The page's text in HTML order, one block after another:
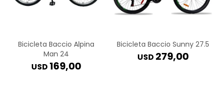
Bicicleta Baccio Alpina
Man 24
USD 169,00
Bicicleta Baccio Sunny 27.5
USD 279,00